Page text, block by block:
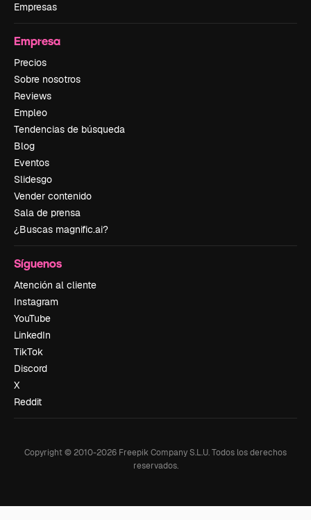
Empresas
Empresa
Precios
Sobre nosotros
Reviews
Empleo
Tendencias de búsqueda
Blog
Eventos
Slidesgo
Vender contenido
Sala de prensa
¿Buscas magnific.ai?
Síguenos
Atención al cliente
Instagram
YouTube
LinkedIn
TikTok
Discord
X
Reddit
Copyright © 2010-2026 Freepik Company S.L.U.Todos los derechos
reservados.